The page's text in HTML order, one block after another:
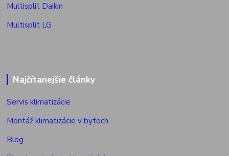
Multisplit Daikin
Multisplit LG
Najčítanejšie články
Servis klimatizácie
Montáž klimatizácie v bytoch
Blog